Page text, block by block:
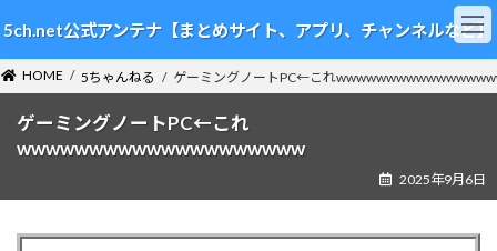
ン
テ
ン
ツ
ビ
ゲ
ー
シ
5ch.net公式アンテナ【まとめサイト、アプリ、チャンネルなど】
HOME 5ちゃんねる ゲーミングノートPC←これ
ゲーミングノートPC←これ
wwwwwwwwwwwwwwwwwwww
2025年9月6日